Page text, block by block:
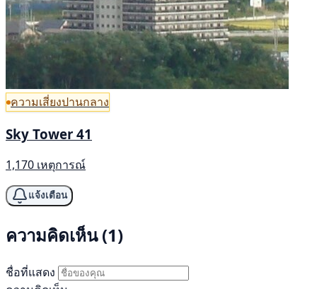
ความเสี่ยงปานกลาง
Sky Tower 41
1,170 เหตุการณ์
แจ้งเตือน
ความคิดเห็น (1)
ชื่อที่แสดง